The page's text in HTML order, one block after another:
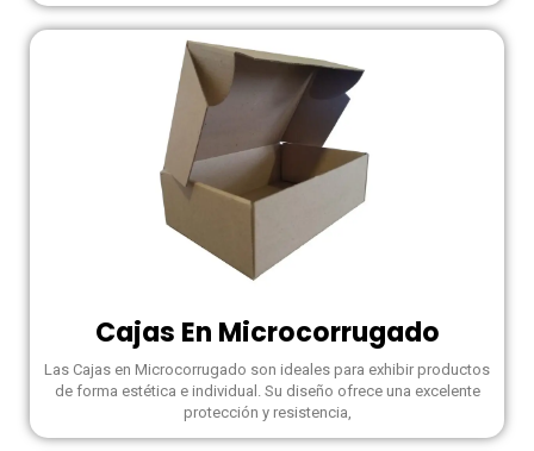
Cajas En Microcorrugado
Las Cajas en Microcorrugado son ideales para exhibir productos
de forma estética e individual. Su diseño ofrece una excelente
protección y resistencia,